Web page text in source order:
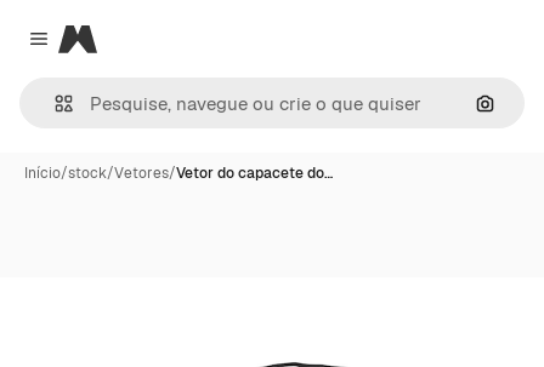
Close menu
Magnific
Início/stock/Vetores/Vetor do capacete do…